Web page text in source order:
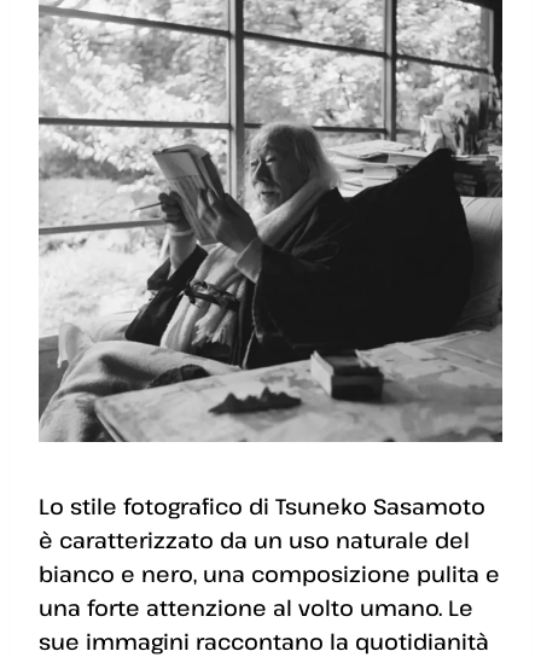
Lo stile fotografico di Tsuneko Sasamoto
è caratterizzato da un uso naturale del
bianco e nero, una composizione pulita e
una forte attenzione al volto umano. Le
sue immagini raccontano la quotidianità